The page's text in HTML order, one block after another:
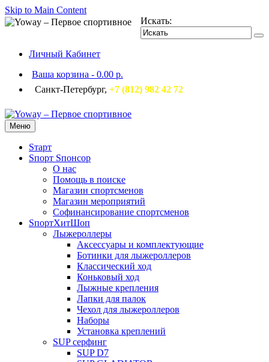
Skip to Main Content
Искать:
Личный Кабинет
Ваша корзина - 0.00 р.
Санкт-Петербург, +7 (812) 982 42 72
Меню
Sтарт
Sпорт Sпонсор
О нас
Помощь в поиске
Магазин спортсменов
Магазин мероприятий
Софинансирование спортсменов
SпортХитШоп
Лыжероллеры
Аксессуары и комплектующие
Ботинки для лыжероллеров
Классический ход
Коньковый ход
Лыжные крепления
Лапки для палок
Чехол для лыжероллеров
Наборы
Установка креплений
SUP серфинг
SUP D7